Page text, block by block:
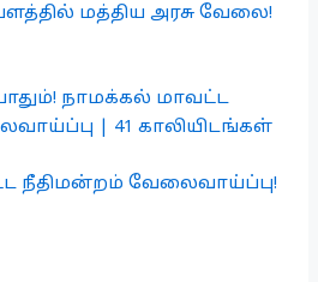
மத்திய அரசு வேலை!
நாமக்கல் மாவட்ட
| 41 காலியிடங்கள்
நீதிமன்றம் வேலைவாய்ப்பு!